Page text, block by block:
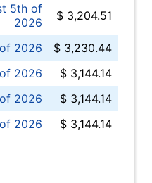
5th of
2026
$ 3,204.51
2026
$ 3,230.44
2026
$ 3,144.14
2026
$ 3,144.14
2026
$ 3,144.14